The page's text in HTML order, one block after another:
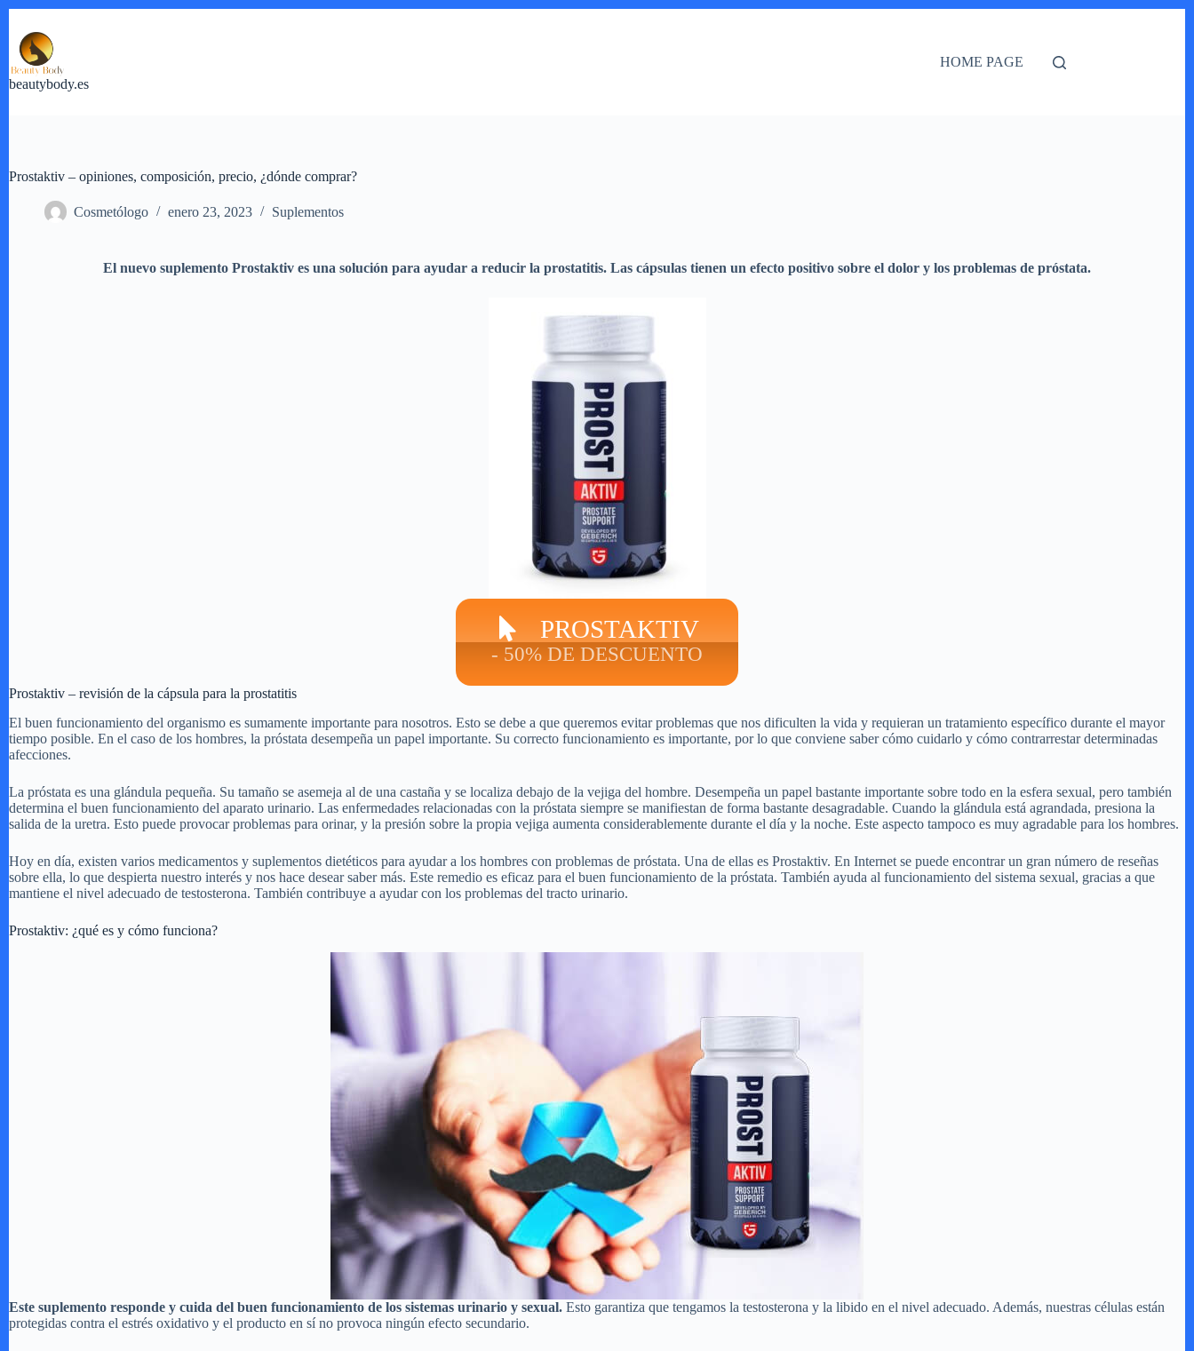
contenido
beautybody.es
HOME PAGE
Prostaktiv – opiniones, composición, precio, ¿dónde comprar?
Cosmetólogo enero 23, 2023 Suplementos
El nuevo suplemento Prostaktiv es una solución para ayudar a reducir la prostatitis. Las cápsulas tienen un efecto positivo sobre el dolor y los problemas de próstata.
PROSTAKTIV
- 50% DE DESCUENTO
Prostaktiv – revisión de la cápsula para la prostatitis
El buen funcionamiento del organismo es sumamente importante para nosotros. Esto se debe a que queremos evitar problemas que nos dificulten la vida y requieran un tratamiento específico durante el mayor
tiempo posible. En el caso de los hombres, la próstata desempeña un papel importante. Su correcto funcionamiento es importante, por lo que conviene saber cómo cuidarlo y cómo contrarrestar determinadas
afecciones.
La próstata es una glándula pequeña. Su tamaño se asemeja al de una castaña y se localiza debajo de la vejiga del hombre. Desempeña un papel bastante importante sobre todo en la esfera sexual, pero también
determina el buen funcionamiento del aparato urinario. Las enfermedades relacionadas con la próstata siempre se manifiestan de forma bastante desagradable. Cuando la glándula está agrandada, presiona la
salida de la uretra. Esto puede provocar problemas para orinar, y la presión sobre la propia vejiga aumenta considerablemente durante el día y la noche. Este aspecto tampoco es muy agradable para los hombres.
Hoy en día, existen varios medicamentos y suplementos dietéticos para ayudar a los hombres con problemas de próstata. Una de ellas es Prostaktiv. En Internet se puede encontrar un gran número de reseñas
sobre ella, lo que despierta nuestro interés y nos hace desear saber más. Este remedio es eficaz para el buen funcionamiento de la próstata. También ayuda al funcionamiento del sistema sexual, gracias a que
mantiene el nivel adecuado de testosterona. También contribuye a ayudar con los problemas del tracto urinario.
Prostaktiv: ¿qué es y cómo funciona?
Este suplemento responde y cuida del buen funcionamiento de los sistemas urinario y sexual. Esto garantiza que tengamos la testosterona y la libido en el nivel adecuado. Además, nuestras células están
protegidas contra el estrés oxidativo y el producto en sí no provoca ningún efecto secundario.